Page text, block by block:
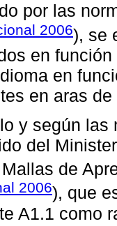
por las
2006), se
en
en
en aras
y según
del
de
2006), que
A1.1 como